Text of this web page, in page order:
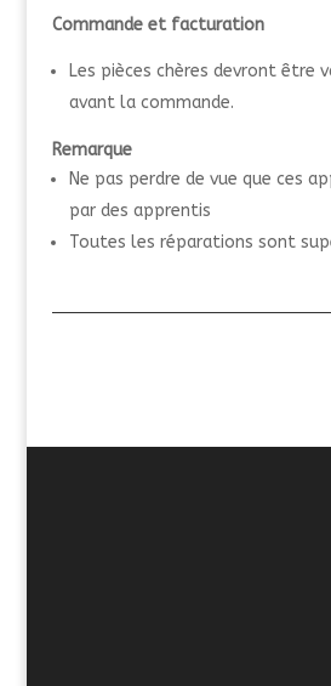
Commande et facturation
Les pièces chères devront être
avant la commande.
Remarque
Ne pas perdre de vue que ces
par des apprentis
Toutes les réparations sont